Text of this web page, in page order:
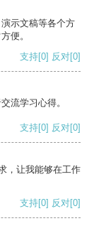
示文稿等各个方
便。
支持[0] 反对[0]
流学习心得。
支持[0] 反对[0]
，让我能够在工作
支持[0] 反对[0]